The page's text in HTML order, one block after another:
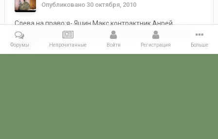
Опубликовано 30 октября, 2010
Слева на право:я- Яшин Макс,контрактник Анрей
Васильев и повар из молодых(стыдно,но не помню как
зовут).
Форумы Непрочитанные Войти Регистрация Больше